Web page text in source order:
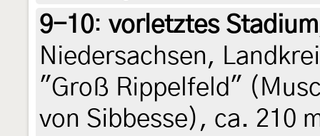
9-10: vorletztes
Niedersachsen,
"Groß Rippelfeld"
von Sibbesse), ca. 210